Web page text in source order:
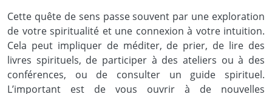
Cette quête de sens passe souvent par une exploration
de votre spiritualité et une connexion à votre intuition.
Cela peut impliquer de méditer, de prier, de lire des
livres spirituels, de participer à des ateliers ou à des
conférences, ou de consulter un guide spirituel.
L’important est de vous ouvrir à de nouvelles